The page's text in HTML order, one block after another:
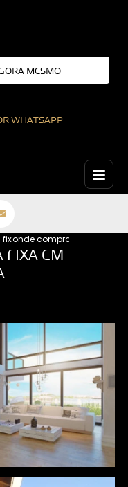
MESMO
WHATSAPP
fixaonde comprar janela fixa
FIXA EM